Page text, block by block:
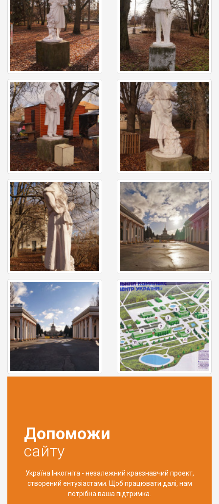
Допоможи
сайту
Україна Інкогніта - незалежний краєзнавчий проект,
створений ентузіастами. Щоб працювати далі, нам
потрібна ваша підтримка.